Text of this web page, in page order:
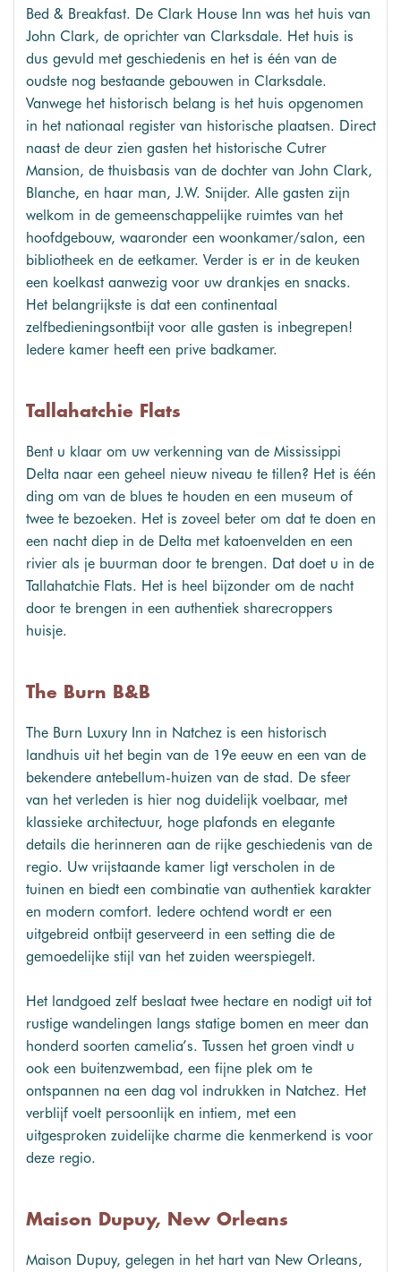
Bed & Breakfast. De Clark House Inn was het huis van
John Clark, de oprichter van Clarksdale. Het huis is
dus gevuld met geschiedenis en het is één van de
oudste nog bestaande gebouwen in Clarksdale.
Vanwege het historisch belang is het huis opgenomen
in het nationaal register van historische plaatsen. Direct
naast de deur zien gasten het historische Cutrer
Mansion, de thuisbasis van de dochter van John Clark,
Blanche, en haar man, J.W. Snijder. Alle gasten zijn
welkom in de gemeenschappelijke ruimtes van het
hoofdgebouw, waaronder een woonkamer/salon, een
bibliotheek en de eetkamer. Verder is er in de keuken
een koelkast aanwezig voor uw drankjes en snacks.
Het belangrijkste is dat een continentaal
zelfbedieningsontbijt voor alle gasten is inbegrepen!
Iedere kamer heeft een prive badkamer.
Tallahatchie Flats
Bent u klaar om uw verkenning van de Mississippi
Delta naar een geheel nieuw niveau te tillen? Het is één
ding om van de blues te houden en een museum of
twee te bezoeken. Het is zoveel beter om dat te doen en
een nacht diep in de Delta met katoenvelden en een
rivier als je buurman door te brengen. Dat doet u in de
Tallahatchie Flats. Het is heel bijzonder om de nacht
door te brengen in een authentiek sharecroppers
huisje.
The Burn B&B
The Burn Luxury Inn in Natchez is een historisch
landhuis uit het begin van de 19e eeuw en een van de
bekendere antebellum-huizen van de stad. De sfeer
van het verleden is hier nog duidelijk voelbaar, met
klassieke architectuur, hoge plafonds en elegante
details die herinneren aan de rijke geschiedenis van de
regio. Uw vrijstaande kamer ligt verscholen in de
tuinen en biedt een combinatie van authentiek karakter
en modern comfort. Iedere ochtend wordt er een
uitgebreid ontbijt geserveerd in een setting die de
gemoedelijke stijl van het zuiden weerspiegelt.
Het landgoed zelf beslaat twee hectare en nodigt uit tot
rustige wandelingen langs statige bomen en meer dan
honderd soorten camelia’s. Tussen het groen vindt u
ook een buitenzwembad, een fijne plek om te
ontspannen na een dag vol indrukken in Natchez. Het
verblijf voelt persoonlijk en intiem, met een
uitgesproken zuidelijke charme die kenmerkend is voor
deze regio.
Maison Dupuy, New Orleans
Maison Dupuy, gelegen in het hart van New Orleans,